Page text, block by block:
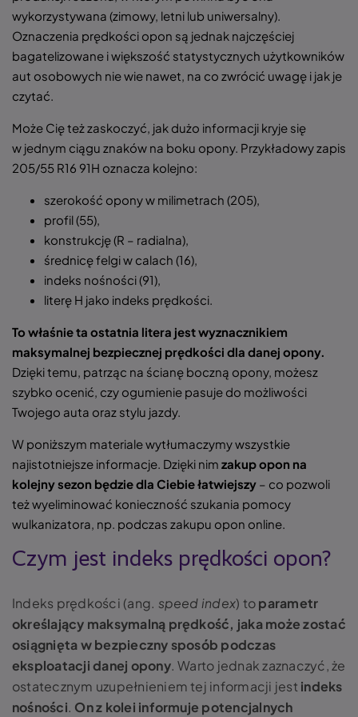
wykorzystywana (zimowy, letni lub uniwersalny).
Oznaczenia prędkości opon są jednak najczęściej
bagatelizowane i większość statystycznych użytkowników
aut osobowych nie wie nawet, na co zwrócić uwagę i jak je
czytać.
Może Cię też zaskoczyć, jak dużo informacji kryje się
w jednym ciągu znaków na boku opony. Przykładowy zapis
205/55 R16 91H oznacza kolejno:
szerokość opony w milimetrach (205),
profil (55),
konstrukcję (R – radialna),
średnicę felgi w calach (16),
indeks nośności (91),
literę H jako indeks prędkości.
To właśnie ta ostatnia litera jest wyznacznikiem
maksymalnej bezpiecznej prędkości dla danej opony.
Dzięki temu, patrząc na ścianę boczną opony, możesz
szybko ocenić, czy ogumienie pasuje do możliwości
Twojego auta oraz stylu jazdy.
W poniższym materiale wytłumaczymy wszystkie
najistotniejsze informacje. Dzięki nim zakup opon na
kolejny sezon będzie dla Ciebie łatwiejszy – co pozwoli
też wyeliminować konieczność szukania pomocy
wulkanizatora, np. podczas zakupu opon online.
Czym jest indeks prędkości opon?
Indeks prędkości (ang. speed index) toparametr
określający maksymalną prędkość, jaka może zostać
osiągnięta w bezpieczny sposób podczas
eksploatacji danej opony. Warto jednak zaznaczyć, że
ostatecznym uzupełnieniem tej informacji jest indeks
nośności. On z kolei informuje potencjalnych